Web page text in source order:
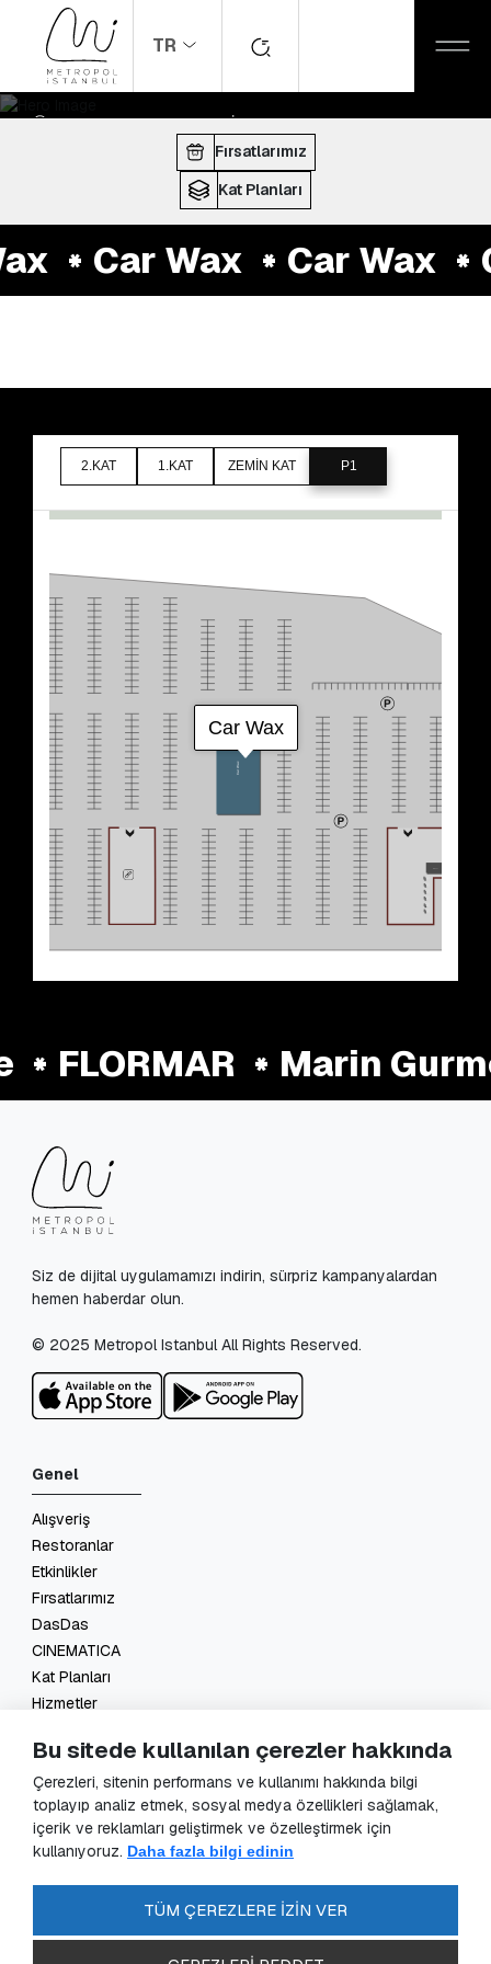
TR
ANASAYFA MAĞAZALAR
Car Wax
ÇALIŞMA SAATLERI:10:00 - 22:00
Fırsatlarımız
Kat Planları
Car Wax Car Wax
FLORMAR Marin
Siz de dijital uygulamamızı indirin, sürpriz kampanyalardan
hemen haberdar olun.
© 2025 Metropol Istanbul All Rights Reserved.
Genel
Alışveriş
Restoranlar
Etkinlikler
Fırsatlarımız
DasDas
CINEMATICA
Kat Planları
Hizmetler
KVKK Başvuru
KVKK Aydınlatma Metni
Veri Sorumlusu Başvuru Formu
Güvenlik Kameraları Aydınlatma Metni
SSS
Bu sitede kullanılan çerezler hakkında
Çerezleri, sitenin performans ve kullanımı hakkında bilgi
toplayıp analiz etmek, sosyal medya özellikleri sağlamak,
içerik ve reklamları geliştirmek ve özelleştirmek için
kullanıyoruz. Daha fazla bilgi edinin
TÜM ÇEREZLERE İZİN VER